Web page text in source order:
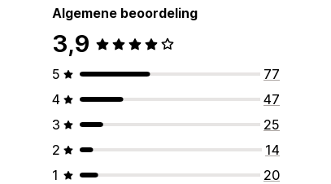
Algemene beoordeling
3,9
5
77
4
47
3
25
2
14
1
20